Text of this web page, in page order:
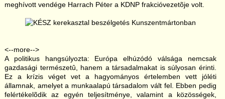
meghívott vendége Harrach Péter a KDNP frakcióvezetõje volt.
<--more-->
A politikus hangsúlyozta: Európa elhúzódó válsága nemcsak
gazdasági természetû, hanem a társadalmakat is súlyosan érinti.
Ez a krízis véget vet a hagyományos értelemben vett jóléti
államnak, amelyet a munkaalapú társadalom vált fel. Ebben pedig
felértékelõdik az egyén teljesítménye, valamint a közösségek,